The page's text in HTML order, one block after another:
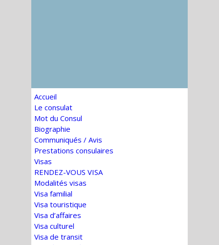
Accueil
Le consulat
Mot du Consul
Biographie
Communiqués / Avis
Prestations consulaires
Visas
RENDEZ-VOUS VISA
Modalités visas
Visa familial
Visa touristique
Visa d’affaires
Visa culturel
Visa de transit